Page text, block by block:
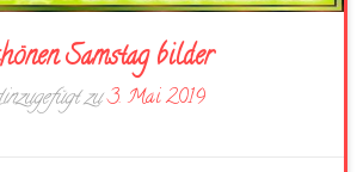
Samstag bilder
zu3. Mai 2019